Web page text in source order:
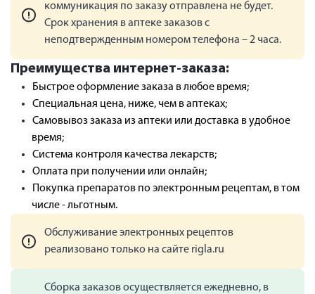
коммуникация по заказу отправлена не будет.
Срок хранения в аптеке заказов с
неподтвержденным номером телефона – 2 часа.
Преимущества интернет-заказа:
Быстрое оформление заказа в любое время;
Специальная цена, ниже, чем в аптеках;
Самовывоз заказа из аптеки или доставка в удобное
время;
Система контроля качества лекарств;
Оплата при получении или онлайн;
Покупка препаратов по электронным рецептам, в том
числе - льготным.
Обслуживание электронных рецептов
реализовано только на сайте rigla.ru
Сборка заказов осуществляется ежедневно, в